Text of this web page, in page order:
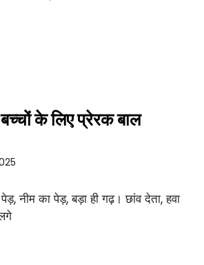
के लिए प्रेरक बाल
नीम का पेड़, बड़ा ही गढ़। छांव देता, हवा